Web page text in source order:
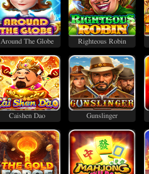
Around The Globe Righteous Robin
Caishen Dao Gunslinger